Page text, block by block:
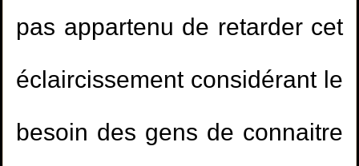
pas appartenu de retarder cet
éclaircissement considérant le
besoin des gens de connaitre
2.la personne qui meurt électrocutée à le
Participer à des cérémonies dans lesquelles